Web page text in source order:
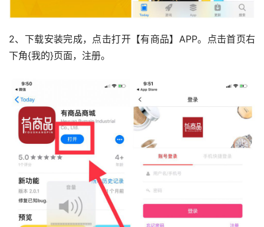
2、下载安装完成，点击打开【有商品】APP。点击首页右
下角{我的}页面，注册。